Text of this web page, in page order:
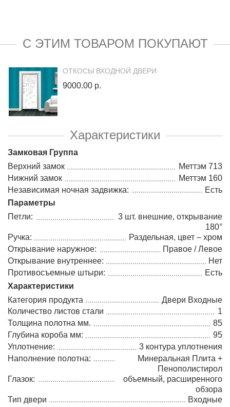
С ЭТИМ ТОВАРОМ ПОКУПАЮТ
ОТКОСЫ ВХОДНОЙ ДВЕРИ
9000.00 р.
Характеристики
Замковая Группа
Верхний замок
Меттэм 713
Нижний замок
Меттэм 160
Независимая ночная задвижка:
Есть
Параметры
Петли:
3 шт. внешние, открывание
180°
Ручка:
Раздельная, цвет – хром
Открывание наружное:
Правое / Левое
Открывание внутреннее:
Нет
Противосъемные штыри:
Есть
Характеристики
Категория продукта
Двери Входные
Количество листов стали
1
Толщина полотна мм.
85
Глубина короба мм:
95
Уплотнение:
3 контура уплотнения
Наполнение полотна:
Минеральная Плита +
Пенополистирол
Глазок:
объемный, расширенного
обзора
Тип двери
Входные